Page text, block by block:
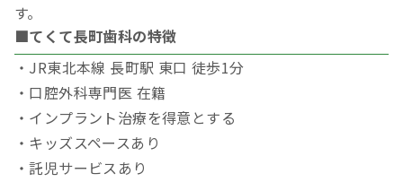
す。
■てくて長町歯科の特徴
・JR東北本線 長町駅 東口 徒歩1分
・口腔外科専門医 在籍
・インプラント治療を得意とする
・キッズスペースあり
・託児サービスあり